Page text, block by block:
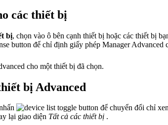
các thiết bị
bị, chọn vào ô bên cạnh thiết bị hoặc các thiết bị
để chỉ định giấy phép Manager Advanced
cho một thiết bị đã chọn.
bị Advanced
để chuyển đổi chỉ
lại giao diện Tất cả các thiết bị .